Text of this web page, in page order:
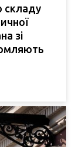
складу
зі